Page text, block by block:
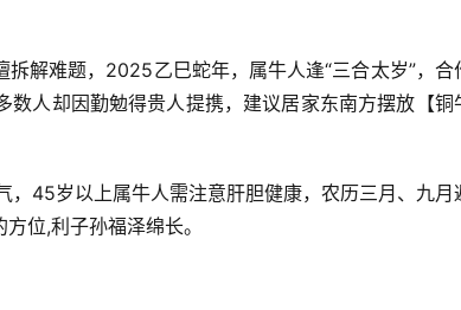
解难题，2025乙巳蛇年，属牛人逢“三合太岁”，合
数人却因勤勉得贵人提携，建议居家东南方摆放【铜
45岁以上属牛人需注意肝胆健康，农历三月、九月
位,利子孙福泽绵长。